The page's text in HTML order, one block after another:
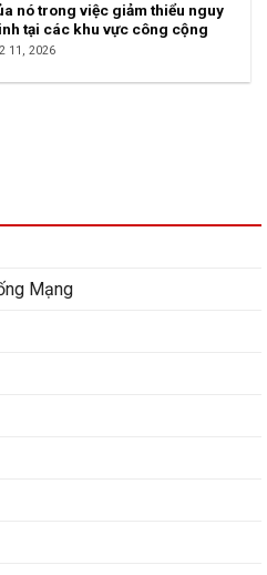
nó trong việc giảm thiểu nguy
tại các khu vực công cộng
11, 2026
Mạng